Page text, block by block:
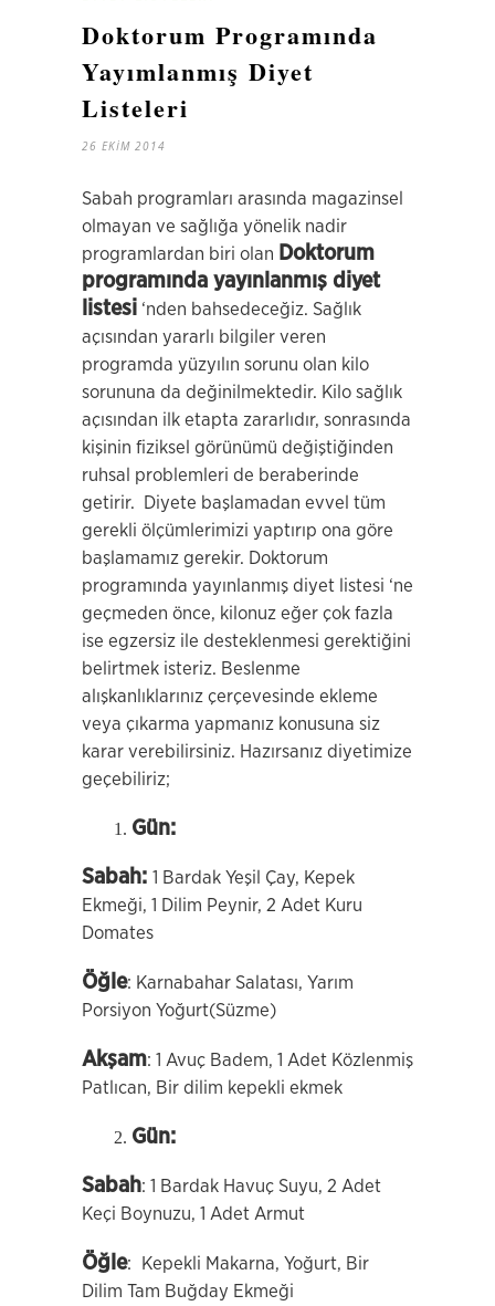
Doktorum Programında
Yayımlanmış Diyet
Listeleri
26 EKIM 2014
Sabah programları arasında magazinsel
olmayan ve sağlığa yönelik nadir
programlardan biri olan Doktorum
programında yayınlanmış diyet
listesi ‘nden bahsedeceğiz. Sağlık
açısından yararlı bilgiler veren
programda yüzyılın sorunu olan kilo
sorununa da değinilmektedir. Kilo sağlık
açısından ilk etapta zararlıdır, sonrasında
kişinin fiziksel görünümü değiştiğinden
ruhsal problemleri de beraberinde
getirir. Diyete başlamadan evvel tüm
gerekli ölçümlerimizi yaptırıp ona göre
başlamamız gerekir. Doktorum
programında yayınlanmış diyet listesi ‘ne
geçmeden önce, kilonuz eğer çok fazla
ise egzersiz ile desteklenmesi gerektiğini
belirtmek isteriz. Beslenme
alışkanlıklarınız çerçevesinde ekleme
veya çıkarma yapmanız konusuna siz
karar verebilirsiniz. Hazırsanız diyetimize
geçebiliriz;
Gün:
Sabah: 1 Bardak Yeşil Çay, Kepek
Ekmeği, 1 Dilim Peynir, 2 Adet Kuru
Domates
Öğle: Karnabahar Salatası, Yarım
Porsiyon Yoğurt(Süzme)
Akşam: 1 Avuç Badem, 1 Adet Közlenmiş
Patlıcan, Bir dilim kepekli ekmek
Gün:
Sabah: 1 Bardak Havuç Suyu, 2 Adet
Keçi Boynuzu, 1 Adet Armut
Öğle:
Kepekli Makarna, Yoğurt, Bir
Dilim Tam Buğday Ekmeği